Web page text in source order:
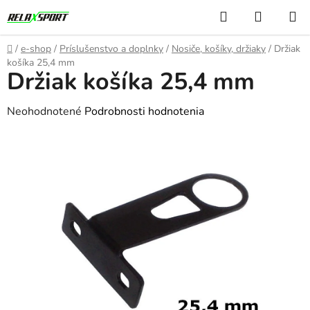
na
obsah
Hľadať
KOŠÍK
Domov
/ e-shop / Príslušenstvo a doplnky / Nosiče, košíky, držiaky / Držiak
košíka 25,4 mm
Držiak košíka 25,4 mm
Priemerné
Neohodnotené Podrobnosti hodnotenia